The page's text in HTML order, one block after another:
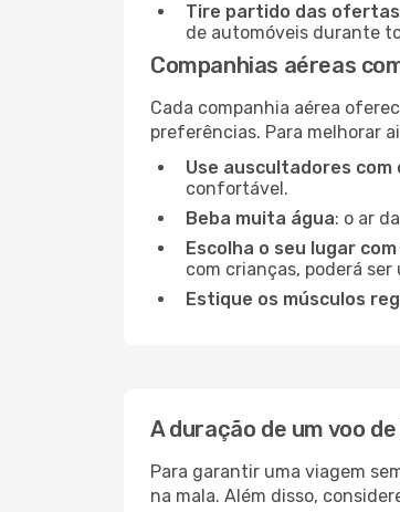
Tire partido das ofertas
de automóveis durante
Companhias aéreas
Cada companhia aérea
preferências. Para melhorar
Use auscultadores
confortável.
Beba muita água: o ar
Escolha o seu lugar
com crianças, poderá
Estique os músculos
A duração de um voo
Para garantir uma viagem
na mala. Além disso,